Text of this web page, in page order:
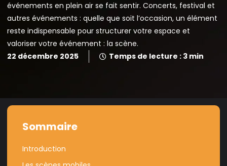
événements en plein air se fait sentir. Concerts, festival et
autres événements : quelle que soit l’occasion, un élément
reste indispensable pour structurer votre espace et
valoriser votre événement : la scène.
22 décembre 2025
Temps de lecture : 3 min
Sommaire
Introduction